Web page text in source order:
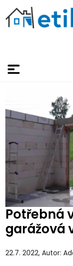
Potřebná
garážová
22.7. 2022, Autor: